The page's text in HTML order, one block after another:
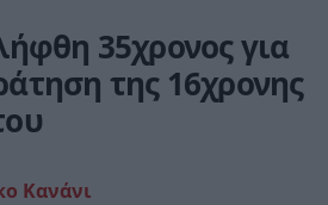
35χρονος για
της 16χρονης
Κανάνι